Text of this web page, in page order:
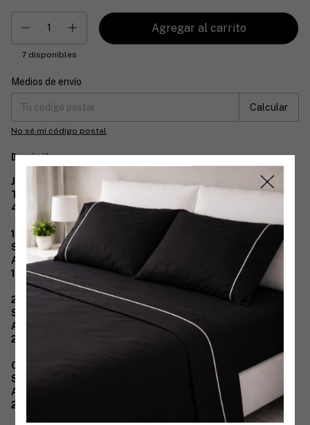
7 disponibles
Entregas para el CP:
Medios de envío
Calcular
No sé mi código postal
Descripción
Juego de sábanas línea Blanco Tritel
Tela 150 hilos percal
48% algodón - 52% poliéster
1 1/2 plazas:
Superior: 150x245
Ajustable: 90x190x25cm
1 funda almohada: 50x70
2 1/2 plazas:
Superior: 220x260
Ajustable: 140x190+30
2 fundas almohada: 50x70
Queen size:
Superior: 260x240
Ajustable: 160x200+30
2 fundas almohada: 50x70